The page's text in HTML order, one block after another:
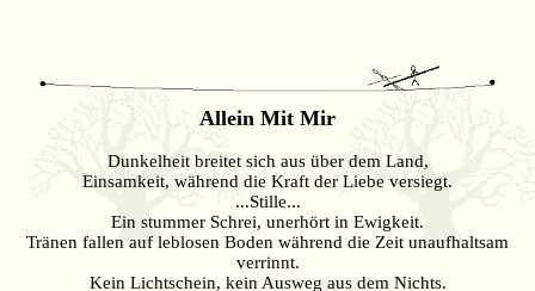
Allein Mit Mir
Dunkelheit breitet sich aus über dem Land,
Einsamkeit, während die Kraft der Liebe versiegt.
...Stille...
Ein stummer Schrei, unerhört in Ewigkeit.
Tränen fallen auf leblosen Boden während die Zeit unaufhaltsam
verrinnt.
Kein Lichtschein, kein Ausweg aus dem Nichts.